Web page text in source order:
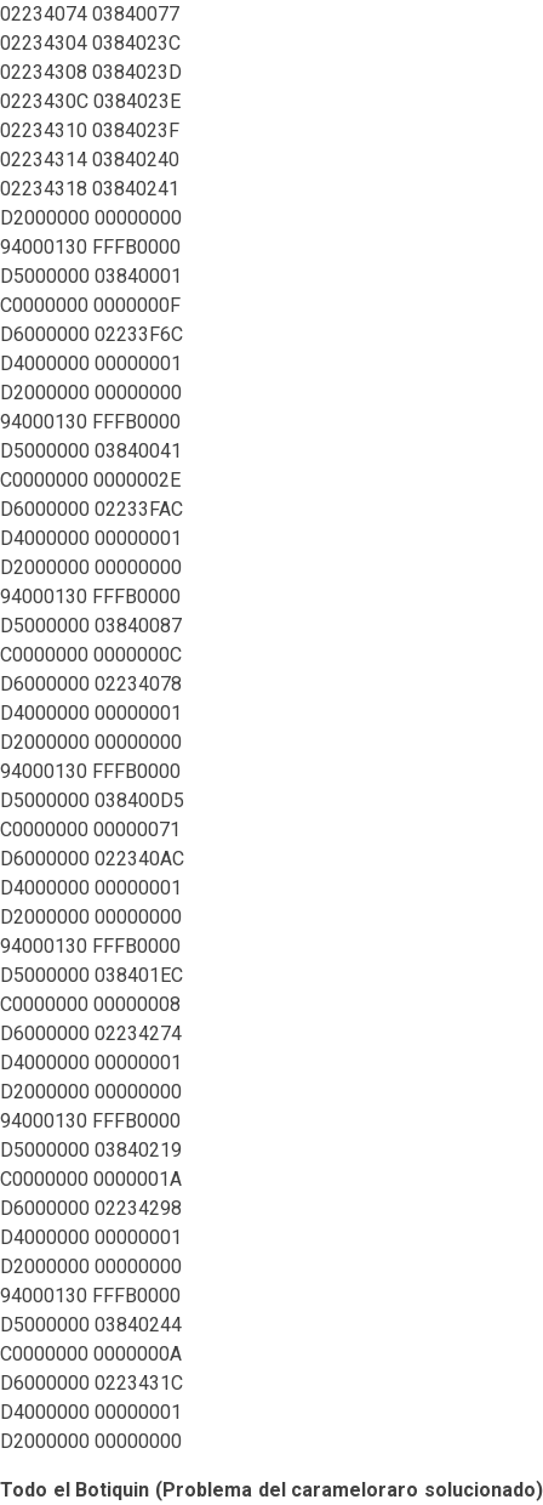
02234074 03840077
02234304 0384023C
02234308 0384023D
0223430C 0384023E
02234310 0384023F
02234314 03840240
02234318 03840241
D2000000 00000000
94000130 FFFB0000
D5000000 03840001
C0000000 0000000F
D6000000 02233F6C
D4000000 00000001
D2000000 00000000
94000130 FFFB0000
D5000000 03840041
C0000000 0000002E
D6000000 02233FAC
D4000000 00000001
D2000000 00000000
94000130 FFFB0000
D5000000 03840087
C0000000 0000000C
D6000000 02234078
D4000000 00000001
D2000000 00000000
94000130 FFFB0000
D5000000 038400D5
C0000000 00000071
D6000000 022340AC
D4000000 00000001
D2000000 00000000
94000130 FFFB0000
D5000000 038401EC
C0000000 00000008
D6000000 02234274
D4000000 00000001
D2000000 00000000
94000130 FFFB0000
D5000000 03840219
C0000000 0000001A
D6000000 02234298
D4000000 00000001
D2000000 00000000
94000130 FFFB0000
D5000000 03840244
C0000000 0000000A
D6000000 0223431C
D4000000 00000001
D2000000 00000000
Todo el Botiquin (Problema del carameloraro solucionado)